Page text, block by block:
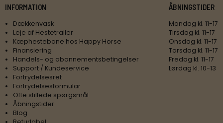
INFORMATION
Dækkenvask
Leje af Hestetrailer
Kæphestebane hos Happy Horse
Finansiering
Handels- og abonnementsbetingelser
Support / Kundeservice
Fortrydelsesret
Fortrydelsesformular
Ofte stillede spørgsmål
Åbningstider
Blog
ÅBNINGSTIDER
Mandag kl. 11-17
Tirsdag kl. 11-17
Onsdag kl. 11-17
Torsdag kl. 11-17
Fredag kl. 11-17
Lørdag kl. 10-13